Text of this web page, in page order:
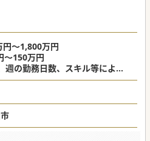
車を所有されない先生も安心し
しているほか、最新のマルチス
断設備と経験豊かな技師陣が揃っ
～1,800万円
～150万円
週の勤務日数、スキル等により
市